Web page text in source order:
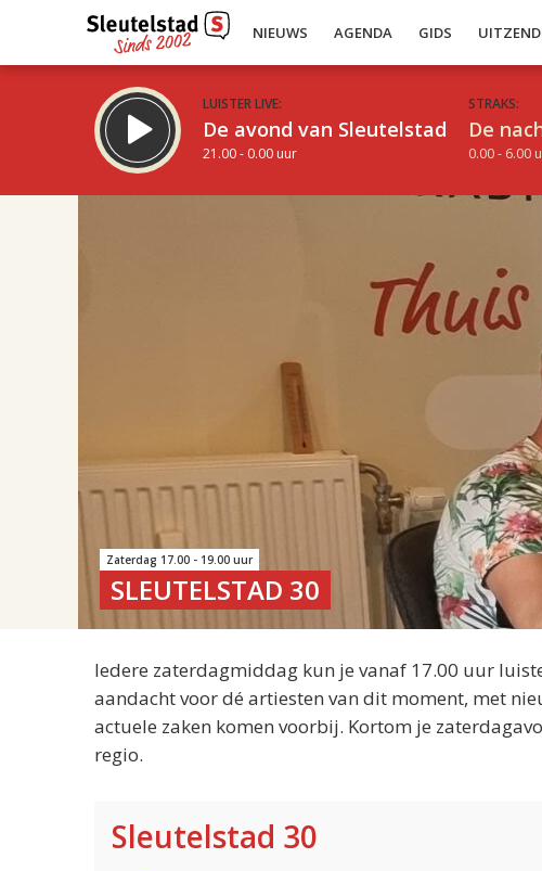
NIEUWS AGENDA GIDS
LUISTER LIVE:
De avond van Sleutelstad
21.00 - 0.00 uur
STRAKS:
De
0.00 - 6.00
Zaterdag 17.00 - 19.00 uur
SLEUTELSTAD 30
Iedere zaterdagmiddag kun je vanaf 17.00 uur
aandacht voor dé artiesten van dit moment, met
actuele zaken komen voorbij. Kortom je
regio.
Sleutelstad 30